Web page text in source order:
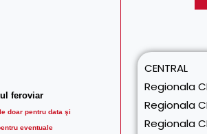
feroviar
doar pentru data şi
eventuale
CENTRAL
Regionala
Regionala
Regionala